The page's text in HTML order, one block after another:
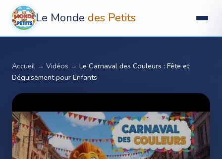
Le Monde des Petits
Accueil → Vidéos → Le Carnaval des Couleurs : Fête et
Déguisement pour Enfants